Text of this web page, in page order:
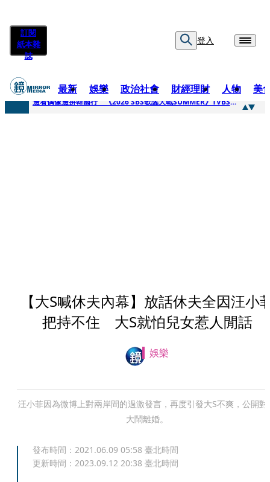
訂閱
紙本雜
誌
登入
最新 娛樂 政治社會 財經理財 人物 美
快訊
邊看偶像邊拚韓國行 《2026 SBS歌謠大戰SUMMER》TVBS直播祭追星福利
【大S喊休夫內幕】放話休夫全因汪小
把持不住 大S就怕兒女惹人閒話
娛樂
汪小菲因為微博上對兩岸間的過激發言，再度引發大S不爽，公開對
大鬧離婚。
發布時間： 2021.06.09 05:58 臺北時間
更新時間： 2023.09.12 20:38 臺北時間